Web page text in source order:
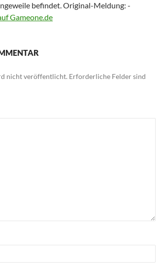
befindet. Original-Meldung: -
Gameone.de
nicht veröffentlicht. Erforderliche Felder sind